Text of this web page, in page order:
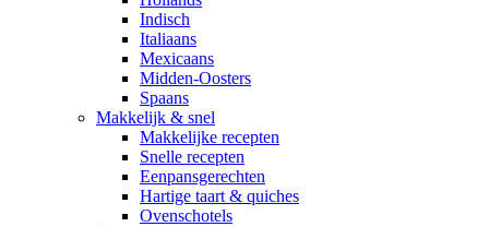
Indisch
Italiaans
Mexicaans
Midden-Oosters
Spaans
Makkelijk & snel
Makkelijke recepten
Snelle recepten
Eenpansgerechten
Hartige taart & quiches
Ovenschotels